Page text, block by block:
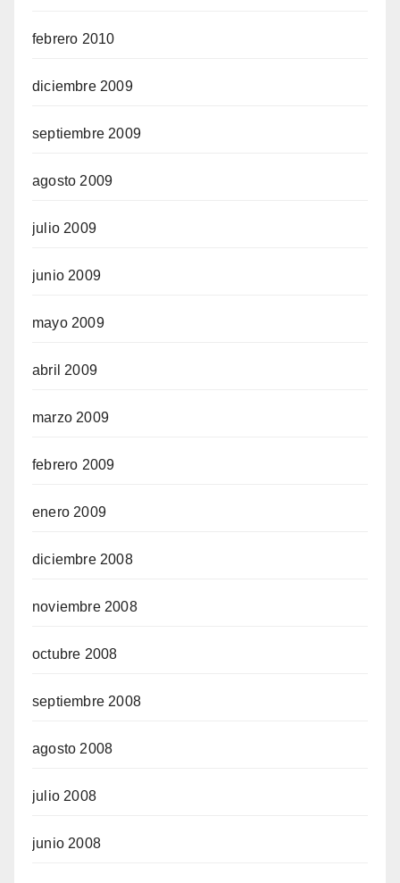
febrero 2010
diciembre 2009
septiembre 2009
agosto 2009
julio 2009
junio 2009
mayo 2009
abril 2009
marzo 2009
febrero 2009
enero 2009
diciembre 2008
noviembre 2008
octubre 2008
septiembre 2008
agosto 2008
julio 2008
junio 2008